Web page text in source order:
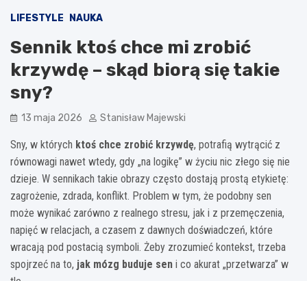
LIFESTYLE NAUKA
Sennik ktoś chce mi zrobić
krzywdę – skąd biorą się takie
sny?
13 maja 2026 Stanisław Majewski
Sny, w których ktoś chce zrobić krzywdę, potrafią wytrącić z
równowagi nawet wtedy, gdy „na logikę” w życiu nic złego się nie
dzieje. W sennikach takie obrazy często dostają prostą etykietę:
zagrożenie, zdrada, konflikt. Problem w tym, że podobny sen
może wynikać zarówno z realnego stresu, jak i z przemęczenia,
napięć w relacjach, a czasem z dawnych doświadczeń, które
wracają pod postacią symboli. Żeby zrozumieć kontekst, trzeba
spojrzeć na to, jak mózg buduje sen i co akurat „przetwarza” w